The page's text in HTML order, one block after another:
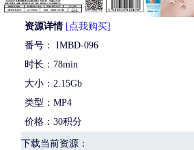
资源详情 [点我购买]
番号： IMBD-096
时长：78min
大小：2.15Gb
类型：MP4
价格：30积分
下载当前资源：